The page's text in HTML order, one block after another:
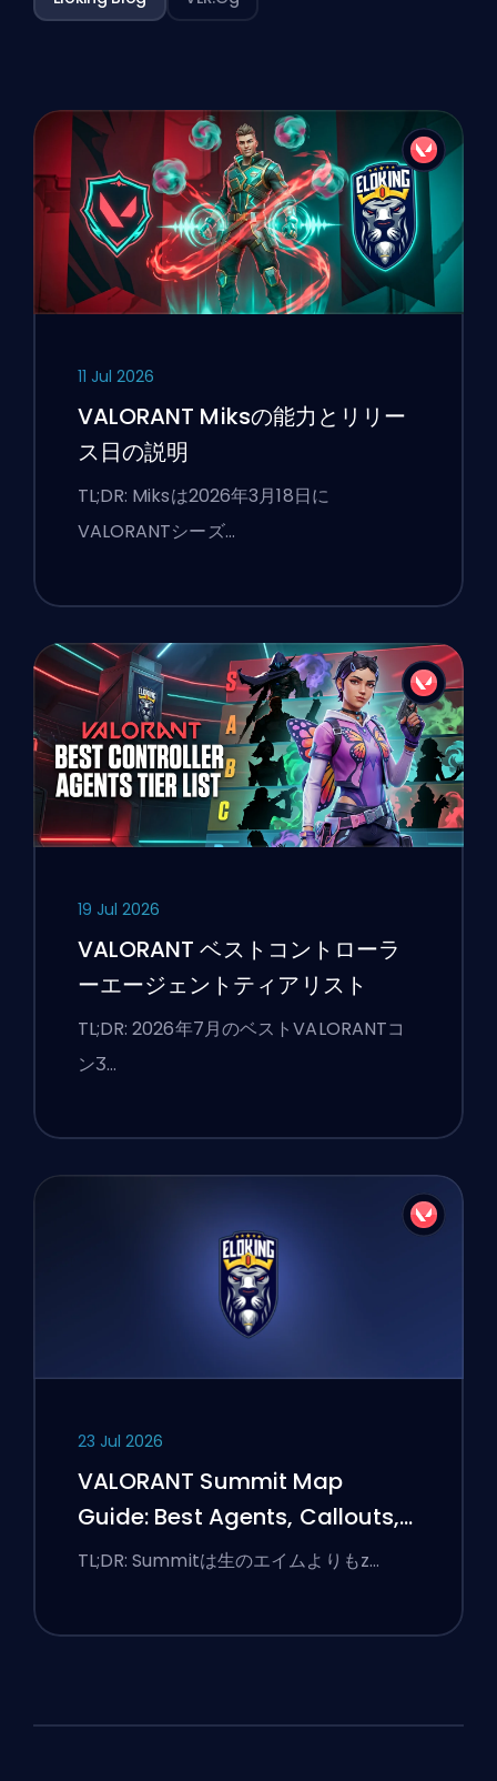
11 Jul 2026
VALORANT Miksの能力とリリー
ス日の説明
TL;DR: Miksは2026年3月18日に
VALORANTシーズ…
19 Jul 2026
VALORANT ベストコントローラ
ーエージェントティアリスト
TL;DR: 2026年7月のベストVALORANTコ
ンӠ…
23 Jul 2026
VALORANT Summit Map
Guide: Best Agents, Callouts,
and Smokes
TL;DR: Summitは生のエイムよりもz…